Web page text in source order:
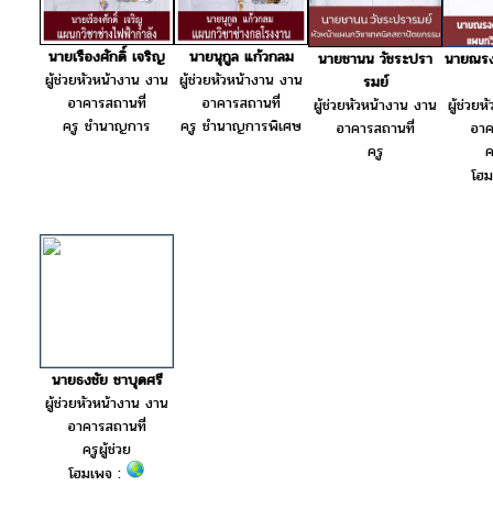
นายเรืองศักดิ์ เจริญ
ผู้ช่วยหัวหน้างาน งาน
อาคารสถานที่
ครู ชำนาญการ
นายนุกูล แก้วกลม
ผู้ช่วยหัวหน้างาน งาน
อาคารสถานที่
ครู ชำนาญการพิเศษ
นายชานน วัชระปรา
รมย์
ผู้ช่วยหัวหน้างาน งาน
อาคารสถานที่
ครู
นายณร
ผู้ช่วยหั
อา
โฮ
นายธงชัย ชาบุดศรี
ผู้ช่วยหัวหน้างาน งาน
อาคารสถานที่
ครูผู้ช่วย
โฮมเพจ :